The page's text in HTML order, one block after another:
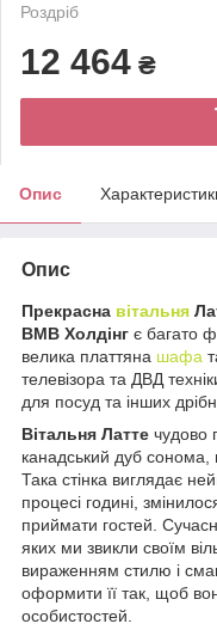
Роздріб
12 464 ₴
Опис
Опис
Прекрасна вітальня
ВМВ Холдінг є багато
велика платтяна шафа
телевізора та ДВД
для посуд та інших
Вітальня Латте чудово
канадський дуб сонома,
Така стінка виглядає
процесі годині,
приймати гостей.
яких ми звикли своїм
вираженням стилю і
оформити її так, щоб
особистостей.